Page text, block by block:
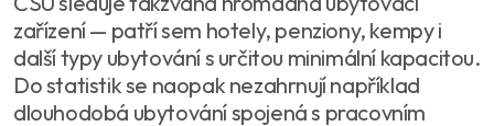
zařízení — patří sem hotely, penziony, kempy i
další typy ubytování s určitou minimální kapacitou.
Do statistik se naopak nezahrnují například
dlouhodobá ubytování spojená s pracovním